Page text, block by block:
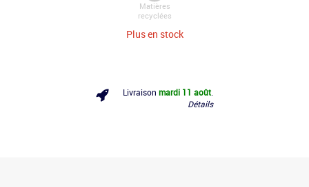
Matières
recyclées
Plus en stock
Livraison mardi 11 août
Détails